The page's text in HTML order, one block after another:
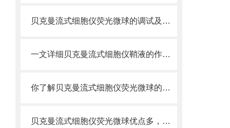
贝克曼流式细胞仪荧光微球的调试及使用
一文详细贝克曼流式细胞仪鞘液的作用原理
你了解贝克曼流式细胞仪荧光微球的制备之怎样的吗
贝克曼流式细胞仪荧光微球优点多，实用效果好